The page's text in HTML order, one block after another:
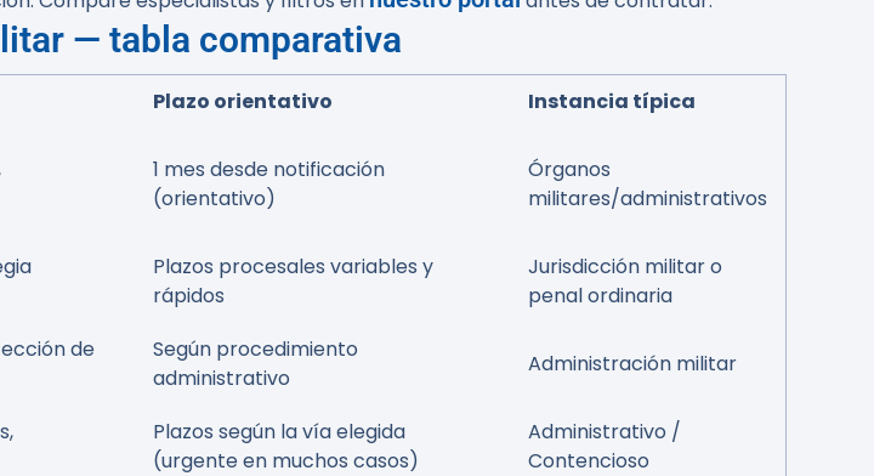
— tabla comparativa
Plazo orientativo
Instancia típica
1 mes desde notificación
(orientativo)
Órganos
militares/administrativos
Plazos procesales variables y
rápidos
Jurisdicción militar o
penal ordinaria
de
Según procedimiento
administrativo
Administración militar
Plazos según la vía elegida
(urgente en muchos casos)
Administrativo /
Contencioso